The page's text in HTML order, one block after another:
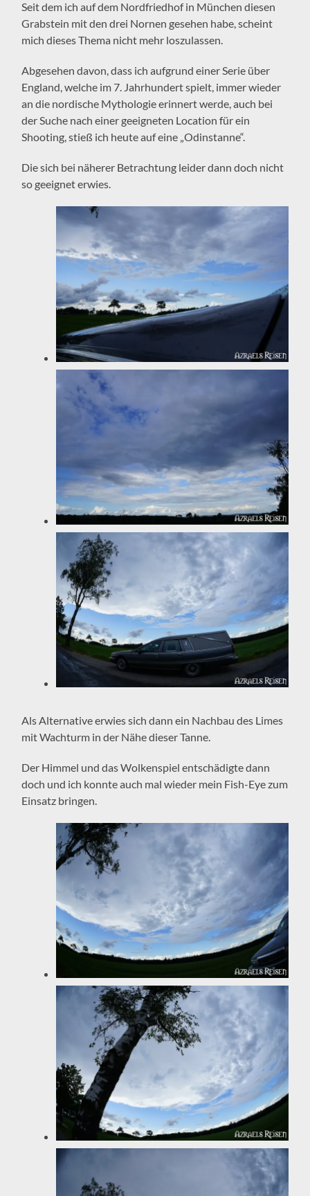
Seit dem ich auf dem Nordfriedhof in München diesen
Grabstein mit den drei Nornen gesehen habe, scheint
mich dieses Thema nicht mehr loszulassen.
Abgesehen davon, dass ich aufgrund einer Serie über
England, welche im 7. Jahrhundert spielt, immer wieder
an die nordische Mythologie erinnert werde, auch bei
der Suche nach einer geeigneten Location für ein
Shooting, stieß ich heute auf eine „Odinstanne“.
Die sich bei näherer Betrachtung leider dann doch nicht
so geeignet erwies.
Als Alternative erwies sich dann ein Nachbau des Limes
mit Wachturm in der Nähe dieser Tanne.
Der Himmel und das Wolkenspiel entschädigte dann
doch und ich konnte auch mal wieder mein Fish-Eye zum
Einsatz bringen.